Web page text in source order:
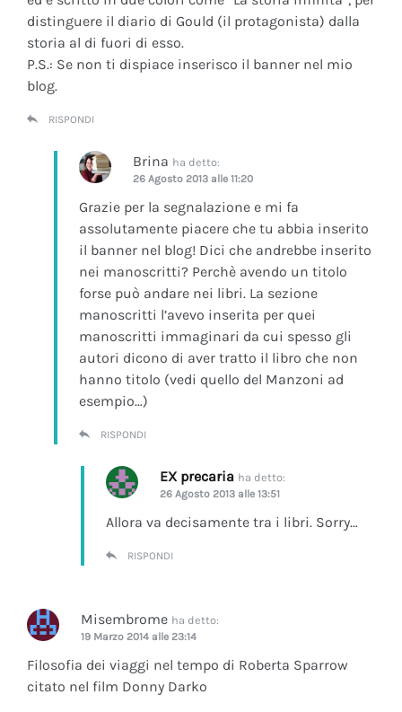
distinguere il diario di Gould (il protagonista) dalla
storia al di fuori di esso.
P.S.: Se non ti dispiace inserisco il banner nel mio
blog.
RISPONDI
Brina ha detto:
26 Agosto 2013 alle 11:20
Grazie per la segnalazione e mi fa
assolutamente piacere che tu abbia inserito
il banner nel blog! Dici che andrebbe inserito
nei manoscritti? Perchè avendo un titolo
forse può andare nei libri. La sezione
manoscritti l’avevo inserita per quei
manoscritti immaginari da cui spesso gli
autori dicono di aver tratto il libro che non
hanno titolo (vedi quello del Manzoni ad
esempio…)
RISPONDI
EX precaria ha detto:
26 Agosto 2013 alle 13:51
Allora va decisamente tra i libri. Sorry…
RISPONDI
Misembrome ha detto:
19 Marzo 2014 alle 23:14
Filosofia dei viaggi nel tempo di Roberta Sparrow
citato nel film Donny Darko